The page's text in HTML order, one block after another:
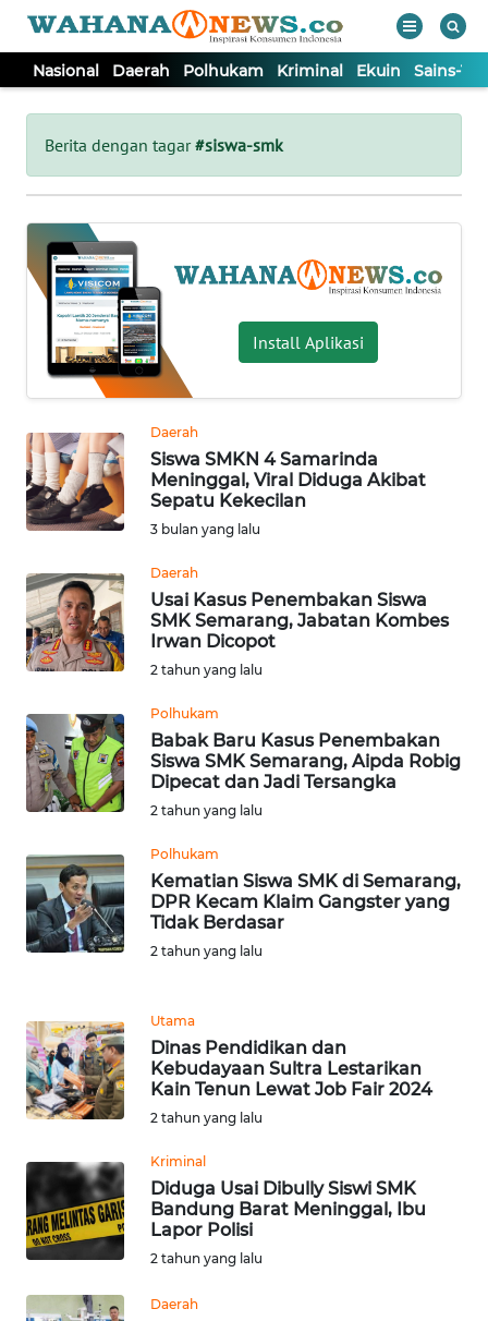
Nasional Daerah Polhukam Kriminal Ekuin Sains-
Berita dengan tagar#siswa-smk
Install Aplikasi
Daerah
Siswa SMKN 4 Samarinda
Meninggal, Viral Diduga Akibat
Sepatu Kekecilan
3 bulan yang lalu
Daerah
Usai Kasus Penembakan Siswa
SMK Semarang, Jabatan Kombes
Irwan Dicopot
2 tahun yang lalu
Polhukam
Babak Baru Kasus Penembakan
Siswa SMK Semarang, Aipda Robig
Dipecat dan Jadi Tersangka
2 tahun yang lalu
Polhukam
Kematian Siswa SMK di Semarang,
DPR Kecam Klaim Gangster yang
Tidak Berdasar
2 tahun yang lalu
Utama
Dinas Pendidikan dan
Kebudayaan Sultra Lestarikan
Kain Tenun Lewat Job Fair 2024
2 tahun yang lalu
Kriminal
Diduga Usai Dibully Siswi SMK
Bandung Barat Meninggal, Ibu
Lapor Polisi
2 tahun yang lalu
Daerah
Tutup
NASIONAL
DAERAH
POLHUKAM
KRIMINAL
EKUIN
SAINS-TEKNO
INTERNASIONAL
PENDIDIKAN
OLAHRAGA
OPINI
EDITORIAL
INDEKS
BERITA
KONTAK
INFO
IKLAN
KAMI